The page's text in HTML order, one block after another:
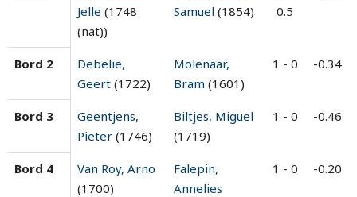
Jelle (1748
(nat))
Samuel (1854)
0.5
Bord 2
Debelie,
Geert (1722)
Molenaar,
Bram (1601)
1 - 0 -0.34
Bord 3
Geentjens,
Pieter (1746)
Biltjes, Miguel
(1719)
1 - 0 -0.46
Bord 4
Van Roy, Arno
(1700)
Falepin,
Annelies
1 - 0 -0.20